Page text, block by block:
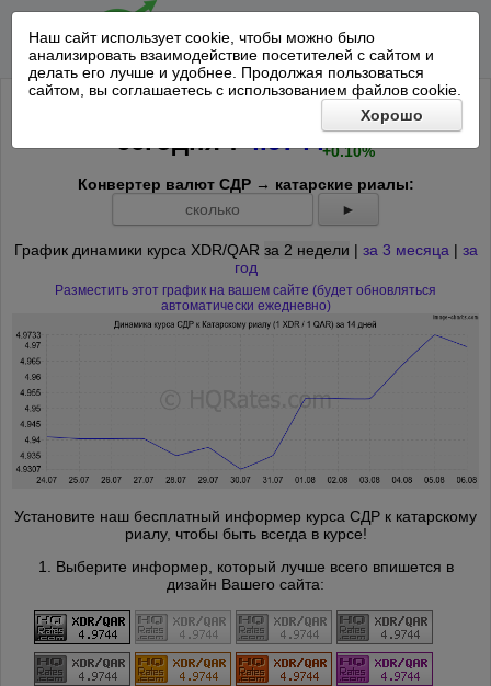
Наш сайт использует cookie, чтобы можно было
анализировать взаимодействие посетителей с сайтом и
делать его лучше и удобнее. Продолжая пользоваться
сайтом, вы соглашаетесь с использованием файлов cookie.
Хорошо
Курс СДР к Катарскому риалу на
сегодня :4.9744 +0.0049
+0.10%
Конвертер валют СДР → катарские риалы:
►
График динамики курса XDR/QAR за 2 недели | за 3 месяца | за
год
Разместить этот график на вашем сайте (будет обновляться
автоматически ежедневно)
Установите наш бесплатный информер курса СДР к катарскому
риалу, чтобы быть всегда в курсе!
1. Выберите информер, который лучше всего впишется в
дизайн Вашего сайта: